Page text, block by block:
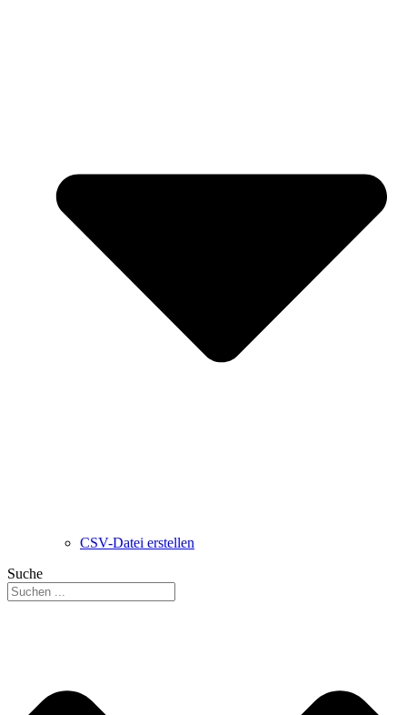
CSV-Datei erstellen
Suche